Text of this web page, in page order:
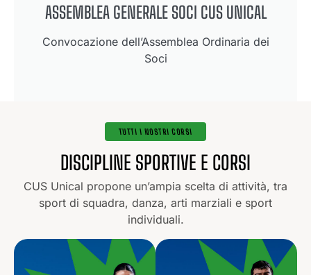
ASSEMBLEA GENERALE SOCI CUS UNICAL
Convocazione dell’Assemblea Ordinaria dei
Soci
TUTTI I NOSTRI CORSI
DISCIPLINE SPORTIVE E CORSI
CUS Unical propone un’ampia scelta di attività, tra
sport di squadra, danza, arti marziali e sport
individuali.